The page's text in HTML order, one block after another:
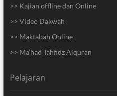
>> Kajian offline dan Online
>> Video Dakwah
>> Maktabah Online
>> Ma’had Tahfidz Alquran
Pelajaran